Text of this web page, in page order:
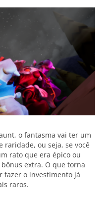
o fantasma vai ter um
raridade, ou seja, se você
rato que era épico ou
extra. O que torna
fazer o investimento já
raros.